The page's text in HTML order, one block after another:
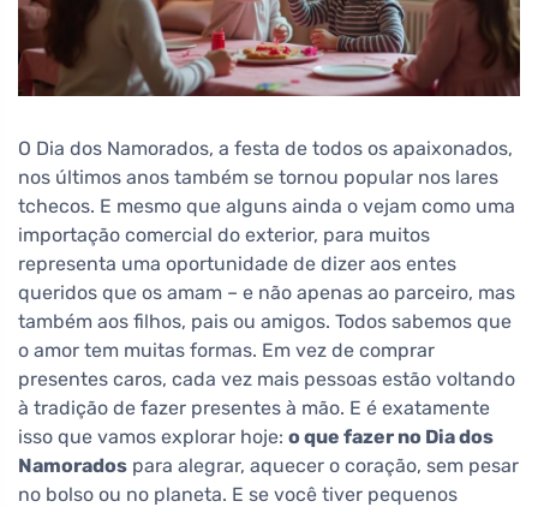
O Dia dos Namorados, a festa de todos os apaixonados,
nos últimos anos também se tornou popular nos lares
tchecos. E mesmo que alguns ainda o vejam como uma
importação comercial do exterior, para muitos
representa uma oportunidade de dizer aos entes
queridos que os amam – e não apenas ao parceiro, mas
também aos filhos, pais ou amigos. Todos sabemos que
o amor tem muitas formas. Em vez de comprar
presentes caros, cada vez mais pessoas estão voltando
à tradição de fazer presentes à mão. E é exatamente
isso que vamos explorar hoje: o que fazer no Dia dos
Namorados para alegrar, aquecer o coração, sem pesar
no bolso ou no planeta. E se você tiver pequenos